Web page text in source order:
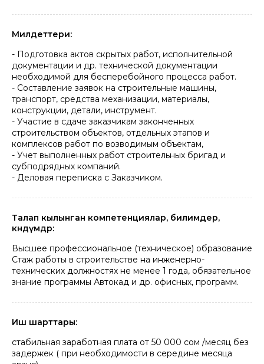
Милдеттери:
- Подготовка актов скрытых работ, исполнительной
документации и др. технической документации
необходимой для бесперебойного процесса работ.
- Составление заявок на строительные машины,
транспорт, средства механизации, материалы,
конструкции, детали, инструмент.
- Участие в сдаче заказчикам законченных
строительством объектов, отдельных этапов и
комплексов работ по возводимым объектам,
- Учет выполненных работ строительных бригад и
субподрядных компаний.
- Деловая переписка с Заказчиком.
Талап кылынган компетенциялар, билимдер,
көндүмдөр:
Высшее профессиональное (техническое) образование
Стаж работы в строительстве на инженерно-
технических должностях не менее 1 года, обязательное
знание программы Автокад и др. офисных, программ.
Иш шарттары:
стабильная заработная плата от 50 000 сом /месяц без
задержек ( при необходимости в середине месяца